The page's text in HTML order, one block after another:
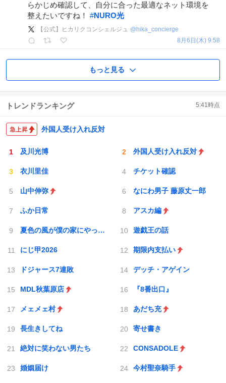
らかじめ確認して、自分に合った最適なネット環境を
整えたいですね！ #NURO光
【公式】ヒカリクコンシェルジュ @ hika_concierge
8月6日(木) 9:58
もっと見る
トレンドランキング 5:41時点
外国人受け入れ反対
及川光博 外国人受け入れ反対
衣川里佳 チケット確認
山中伸弥 なにわ男子 藤原丈一郎
ふか日常 アスカ編
夏色の風が僕の家にやってきた 遊戯王の話
にじ甲2026 期限内支払い
ドジャース7連敗 デッチ・アゲイン
MDL秋葉原店 『8番出口』
メェメェ村 あだち充
長生きしてね 寄せ書き
絶対に笑わない男たち CONSADOLE
婚姻届け 今村聖奈騎手